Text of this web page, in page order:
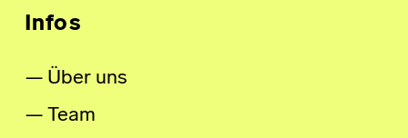
Infos
Über uns
Team